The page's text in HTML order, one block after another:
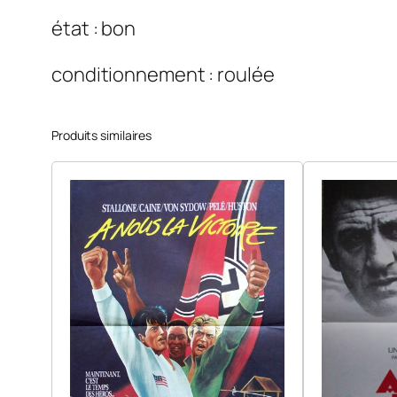
état : bon
conditionnement : roulée
Produits similaires